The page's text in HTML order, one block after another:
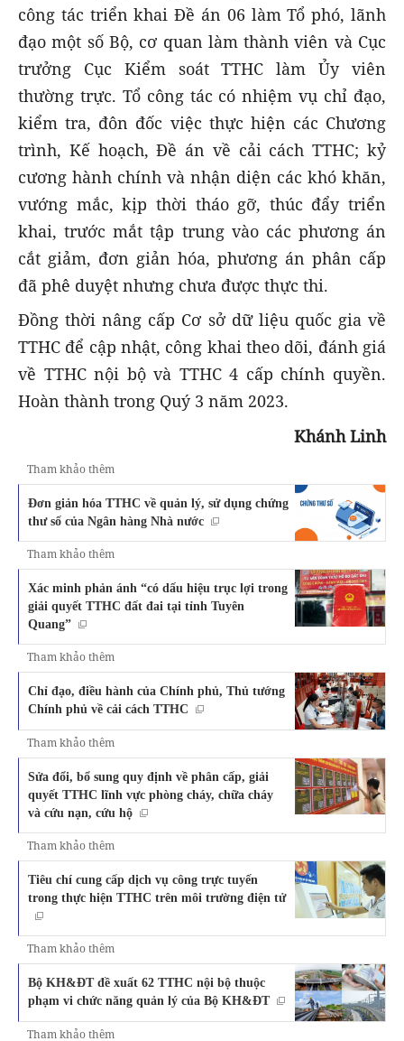
công tác triển khai Đề án 06 làm Tổ phó, lãnh
đạo một số Bộ, cơ quan làm thành viên và Cục
trưởng Cục Kiểm soát TTHC làm Ủy viên
thường trực. Tổ công tác có nhiệm vụ chỉ đạo,
kiểm tra, đôn đốc việc thực hiện các Chương
trình, Kế hoạch, Đề án về cải cách TTHC; kỷ
cương hành chính và nhận diện các khó khăn,
vướng mắc, kịp thời tháo gỡ, thúc đẩy triển
khai, trước mắt tập trung vào các phương án
cắt giảm, đơn giản hóa, phương án phân cấp
đã phê duyệt nhưng chưa được thực thi.
Đồng thời nâng cấp Cơ sở dữ liệu quốc gia về
TTHC để cập nhật, công khai theo dõi, đánh giá
về TTHC nội bộ và TTHC 4 cấp chính quyền.
Hoàn thành trong Quý 3 năm 2023.
Khánh Linh
Tham khảo thêm
Đơn giản hóa TTHC về quản lý, sử dụng chứng
thư số của Ngân hàng Nhà nước
Tham khảo thêm
Xác minh phản ánh “có dấu hiệu trục lợi trong
giải quyết TTHC đất đai tại tỉnh Tuyên
Quang”
Tham khảo thêm
Chỉ đạo, điều hành của Chính phủ, Thủ tướng
Chính phủ về cải cách TTHC
Tham khảo thêm
Sửa đổi, bổ sung quy định về phân cấp, giải
quyết TTHC lĩnh vực phòng cháy, chữa cháy
và cứu nạn, cứu hộ
Tham khảo thêm
Tiêu chí cung cấp dịch vụ công trực tuyến
trong thực hiện TTHC trên môi trường điện tử
Tham khảo thêm
Bộ KH&ĐT đề xuất 62 TTHC nội bộ thuộc
phạm vi chức năng quản lý của Bộ KH&ĐT
Tham khảo thêm